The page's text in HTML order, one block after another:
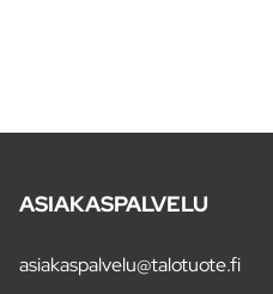
ASIAKASPALVELU
asiakaspalvelu@talotuote.fi